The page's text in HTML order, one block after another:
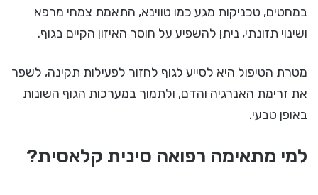
במחטים, טכניקות מגע כמו טווינא, התאמת צמחי מרפא
ושינוי תזונתי, ניתן להשפיע על חוסר האיזון הקיים בגוף.
מטרת הטיפול היא לסייע לגוף לחזור לפעילות תקינה, לשפר
את זרימת האנרגיה והדם, ולתמוך במערכות הגוף השונות
באופן טבעי.
למי מתאימה רפואה סינית קלאסית?